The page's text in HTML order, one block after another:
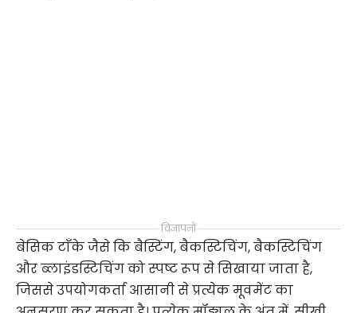
विज्ञापनों
बेसिक टाँके जैसे कि बैस्टिंग, बैकस्टिचिंग, बैकस्टिचिंग
और ब्लाइंडस्टिचिंग को स्पष्ट रूप से सिखाया जाता है,
जिससे उपयोगकर्ता आसानी से प्रत्येक मूवमेंट का